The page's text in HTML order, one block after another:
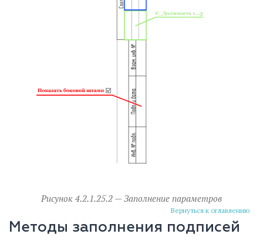
Рисунок 4.2.1.25.2 — Заполнение параметров
Вернуться к оглавлению
Методы заполнения подписей